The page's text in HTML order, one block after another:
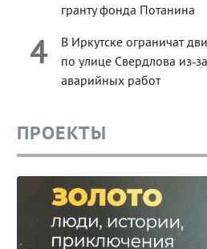
гранту фонда Потанина
4
В Иркутске ограничат
по улице Свердлова из‑за
аварийных работ
ПРОЕКТЫ